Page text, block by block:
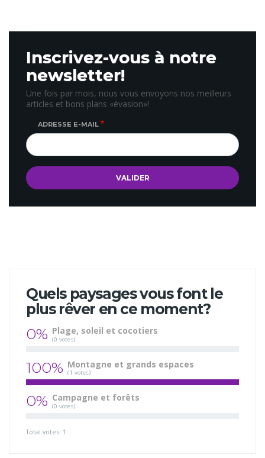
Inscrivez-vous à notre
newsletter!
Une fois par mois, nous vous envoyons nos meilleurs
articles et bons plans «évasion»!
ADRESSE E-MAIL
Quels paysages vous font le
plus rêver en ce moment?
0% Plage, soleil et cocotiers
(0 votes)
100% Montagne et grands espaces
(1 votes)
0% Campagne et forêts
(0 votes)
Total votes: 1